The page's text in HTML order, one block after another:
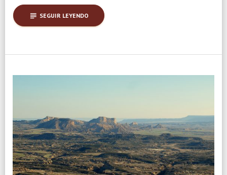
subject SEGUIR LEYENDO